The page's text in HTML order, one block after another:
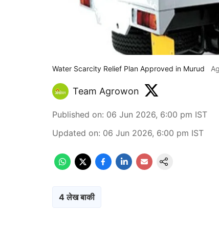
Water Scarcity Relief Plan Approved in Murud
Team Agrowon
Published on: 06 Jun 2026, 6:00 pm IST
Updated on: 06 Jun 2026, 6:00 pm IST
4 लेख बाकी